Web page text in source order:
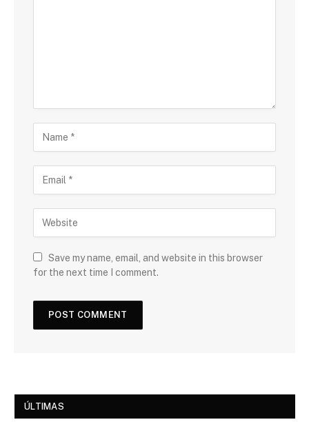
Save my name, email, and website in this browser
for the next time I comment.
ÚLTIMAS